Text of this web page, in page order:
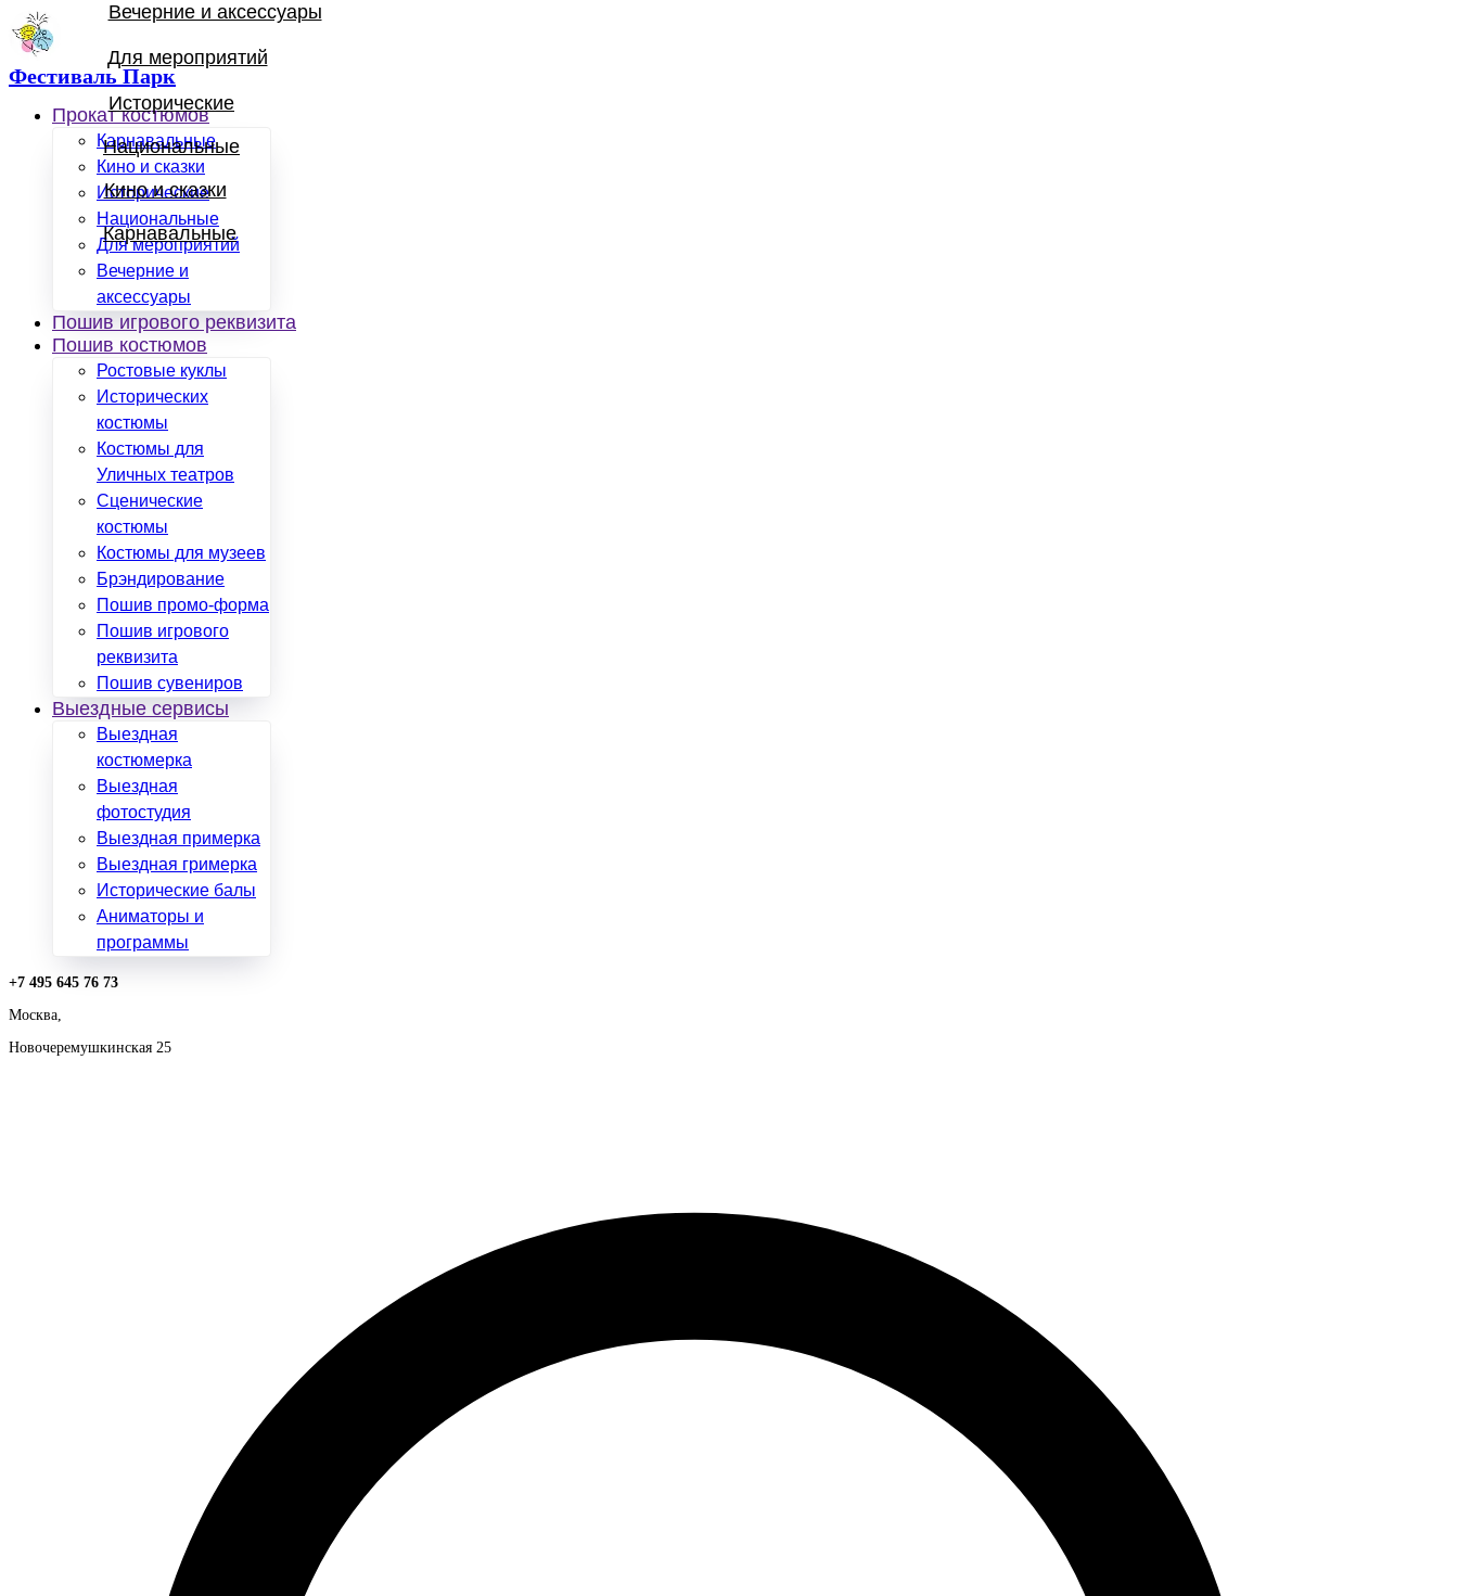
Фестиваль Парк
Прокат костюмов
Карнавальные
Кино и сказки
Исторические
Национальные
Для мероприятий
Вечерние и
аксессуары
Пошив игрового реквизита
Пошив костюмов
Ростовые куклы
Исторических
костюмы
Костюмы для
Уличных театров
Сценические
костюмы
Костюмы для музеев
Брэндирование
Пошив промо-форма
Пошив игрового
реквизита
Пошив сувениров
Выездные сервисы
Выездная
костюмерка
Выездная
фотостудия
Выездная примерка
Выездная гримерка
Исторические балы
Аниматоры и
программы
+7 495 645 76 73
Москва,
Новочеремушкинская 25
Вечерние и аксессуары
Для мероприятий
Исторические
Национальные
Кино и сказки
Карнавальные